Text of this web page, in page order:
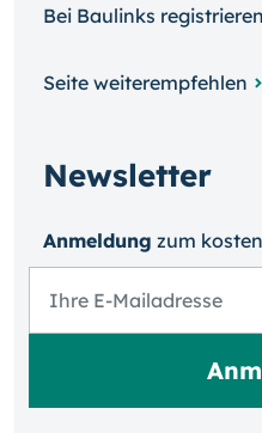
Bei Baulinks registrieren
Seite weiterempfehlen
Newsletter
Anmeldung zum